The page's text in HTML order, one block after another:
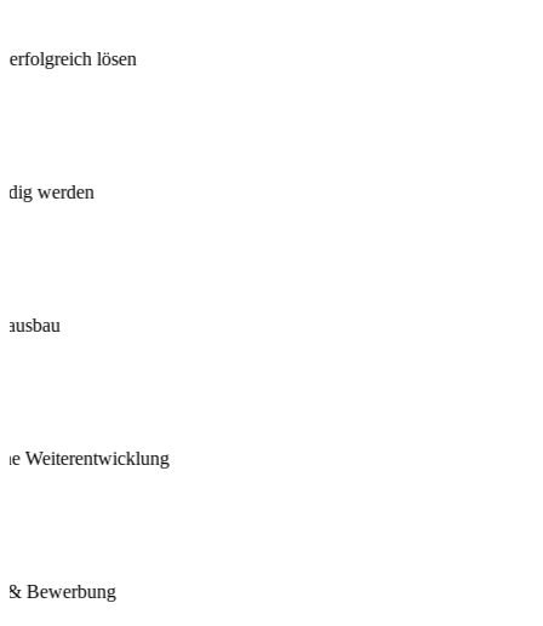
erfolgreich lösen
werden
Weiterentwicklung
& Bewerbung